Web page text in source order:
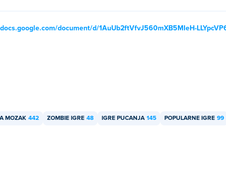
document/d/1AuUb2ftVfvJ560mXB5MIeH-
MOZAK 442 ZOMBIE IGRE 48 IGRE PUCANJA 145 POPULARNE IGRE 99